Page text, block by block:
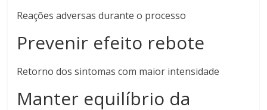
Reações adversas durante o processo
Prevenir efeito rebote
Retorno dos sintomas com maior intensidade
Manter equilíbrio da